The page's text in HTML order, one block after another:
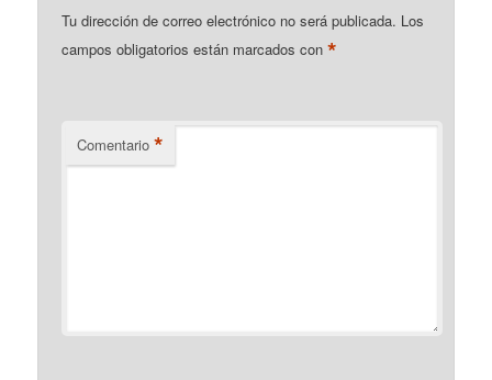
Tu dirección de correo electrónico no será publicada. Los
campos obligatorios están marcados con*
Comentario *